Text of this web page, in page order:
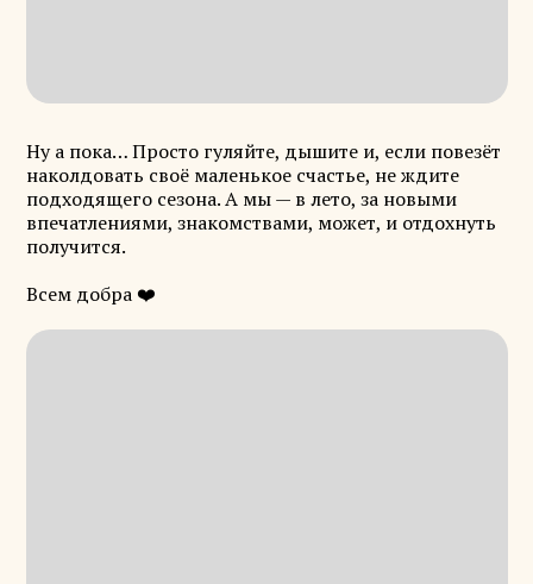
Ну а пока… Просто гуляйте, дышите и, если повезёт
наколдовать своё маленькое счастье, не ждите
подходящего сезона. А мы — в лето, за новыми
впечатлениями, знакомствами, может, и отдохнуть
получится.
Всем добра ❤️